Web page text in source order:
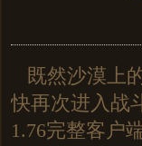
既然沙漠上
快再次进入战
1.76完整客户